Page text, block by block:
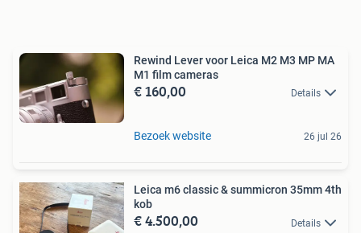
Rewind Lever voor Leica M2 M3 MP MA
M1 film cameras
€ 160,00 Details
Bezoek website 26 jul 26
Leica m6 classic & summicron 35mm 4th
kob
€ 4.500,00 Details